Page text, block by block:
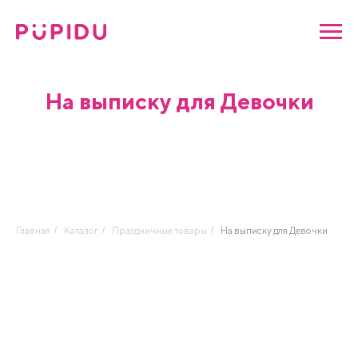
На выписку для Девочки
Главная / Каталог / Праздничные товары / На выписку для Девочки